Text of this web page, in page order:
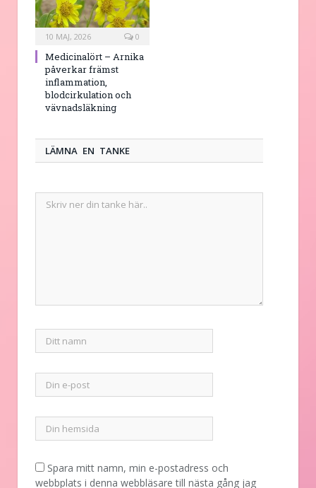
10 MAJ, 2026 0
Medicinalört – Arnika
påverkar främst
inflammation,
blodcirkulation och
vävnadsläkning
LÄMNA EN TANKE
Spara mitt namn, min e-postadress och
webbplats i denna webbläsare till nästa gång jag